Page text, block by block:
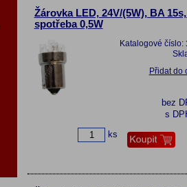
Žárovka LED, 24V/(5W), BA
spotřeba 0,5W
Katalogové číslo:
Přidat do
bez
s
ks